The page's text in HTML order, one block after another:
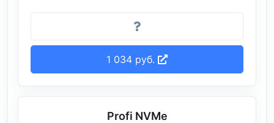
1 034 руб.
Profi NVMe